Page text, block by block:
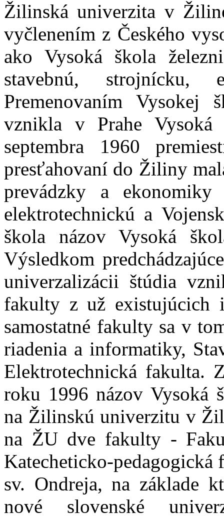
Žilinská univerzita v
vyčlenením z Českého
ako Vysoká škola
stavebnú, strojnícku,
Premenovaním
vznikla v Prahe
septembra 1960
presťahovaní do Žiliny
prevádzky a
elektrotechnickú a
škola názov Vysoká
Výsledkom
univerzalizácii štúdia
fakulty z už existujúcich
samostatné fakulty sa v
riadenia a informatiky,
Elektrotechnická fakulta.
roku 1996 názov Vysoká
na Žilinskú univerzitu v
na ŽU dve fakulty -
Katecheticko-pedagogická
sv. Ondreja, na základe
nové slovenské